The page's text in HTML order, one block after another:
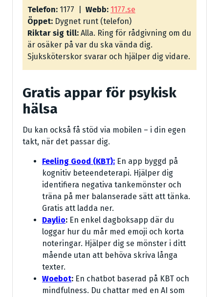
Telefon: 1177 | Webb: 1177.se
Öppet: Dygnet runt (telefon)
Riktar sig till: Alla. Ring för rådgivning om du
är osäker på var du ska vända dig.
Sjuksköterskor svarar och hjälper dig vidare.
Gratis appar för psykisk
hälsa
Du kan också få stöd via mobilen – i din egen
takt, när det passar dig.
Feeling Good (KBT): En app byggd på
kognitiv beteendeterapi. Hjälper dig
identifiera negativa tankemönster och
träna på mer balanserade sätt att tänka.
Gratis att ladda ner.
Daylio: En enkel dagboksapp där du
loggar hur du mår med emoji och korta
noteringar. Hjälper dig se mönster i ditt
mående utan att behöva skriva långa
texter.
Woebot: En chatbot baserad på KBT och
mindfulness. Du chattar med en AI som